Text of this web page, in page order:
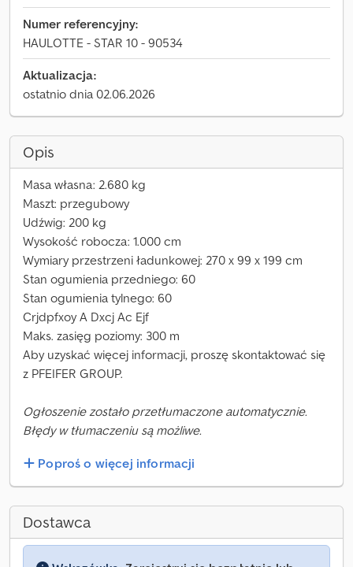
Numer referencyjny:
HAULOTTE - STAR 10 - 90534
Aktualizacja:
ostatnio dnia 02.06.2026
Opis
Masa własna: 2.680 kg
Maszt: przegubowy
Udźwig: 200 kg
Wysokość robocza: 1.000 cm
Wymiary przestrzeni ładunkowej: 270 x 99 x 199 cm
Stan ogumienia przedniego: 60
Stan ogumienia tylnego: 60
Crjdpfxoy A Dxcj Ac Ejf
Maks. zasięg poziomy: 300 m
Aby uzyskać więcej informacji, proszę skontaktować się
z PFEIFER GROUP.
Ogłoszenie zostało przetłumaczone automatycznie.
Błędy w tłumaczeniu są możliwe.
Poproś o więcej informacji
Dostawca